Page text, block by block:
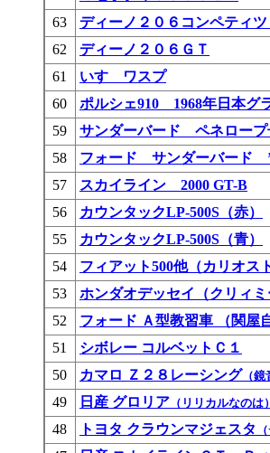
63
ディーノ２０６コンペティ
62
ディーノ２０６ＧＴ
61
いすゞワスプ
60
ポルシェ910 1968年日本グ
59
サンダーバード ペネロープ
58
フォード サンダーバード
57
スカイライン 2000 GT-B
56
カウンタックLP-500S（赤）
55
カウンタックLP-500S（青）
54
フィアット500他（カリオス
53
ホンダオデッセイ（クリィミ
52
フォード Ａ型教習車 （関屋
51
シボレー コルベットＣ１
50
カマロ Ｚ２８レーシング （
49 日産 グロリア （リリカルなのは）
48 トヨタ クラウンマジェスタ